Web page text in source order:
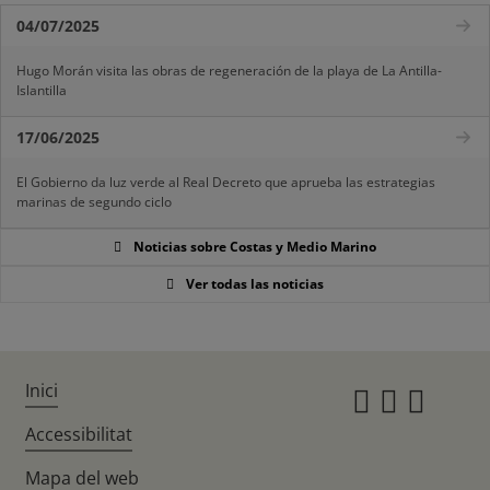
04/07/2025
Hugo Morán visita las obras de regeneración de la playa de La Antilla-
Islantilla
17/06/2025
El Gobierno da luz verde al Real Decreto que aprueba las estrategias
marinas de segundo ciclo
Noticias sobre Costas y Medio Marino
Ver todas las noticias
Inici
Accessibilitat
Mapa del web